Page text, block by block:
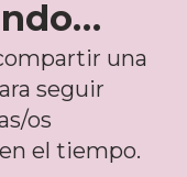
una
seguir
os
el tiempo.